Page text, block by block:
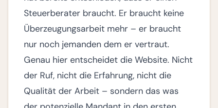
Steuerberater braucht. Er braucht keine
Überzeugungsarbeit mehr – er braucht
nur noch jemanden dem er vertraut.
Genau hier entscheidet die Website. Nicht
der Ruf, nicht die Erfahrung, nicht die
Qualität der Arbeit – sondern das was